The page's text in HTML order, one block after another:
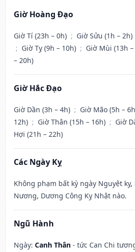
Giờ Hoàng Đạo
Giờ Tí (23h – 0h) ; Giờ Sửu (1h – 2h)
; Giờ Tỵ (9h – 10h) ; Giờ Mùi (13h
– 20h)
Giờ Hắc Đạo
Giờ Dần (3h – 4h) ; Giờ Mão (5h –
12h) ; Giờ Thân (15h – 16h) ; Giờ
Hợi (21h – 22h)
Các Ngày Kỵ
Không phạm bất kỳ ngày Nguyệt kỵ,
Nương, Dương Công Kỵ Nhật nào.
Ngũ Hành
Ngày: Canh Thân - tức Can Chi